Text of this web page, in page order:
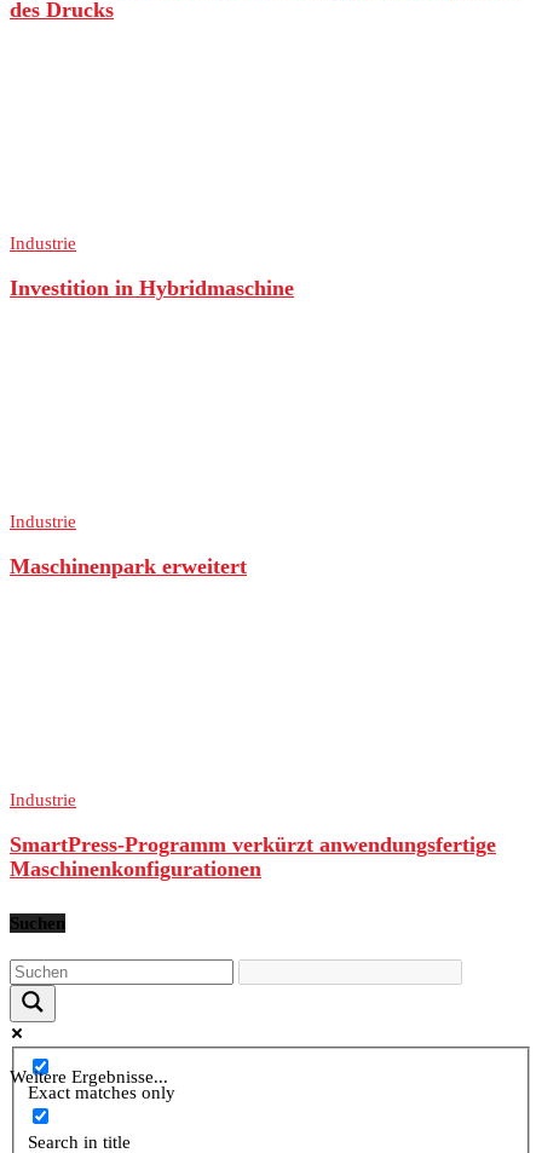
des Drucks
Industrie
Investition in Hybridmaschine
Industrie
Maschinenpark erweitert
Industrie
SmartPress-Programm verkürzt anwendungsfertige
Maschinenkonfigurationen
Suchen
Weitere Ergebnisse...
Exact matches only
Search in title